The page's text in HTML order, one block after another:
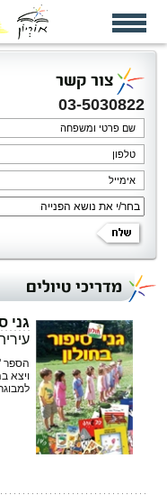
צור קשר
03-5030822
מדריכי טיולים
גני
הספר
ויצא